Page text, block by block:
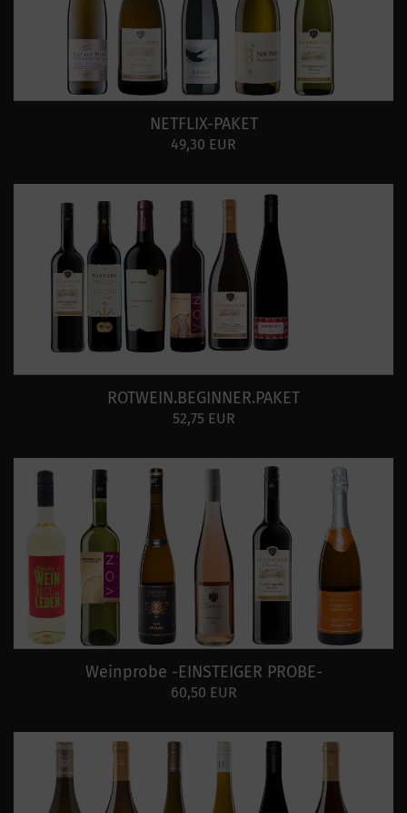
NETFLIX-PAKET
49,30 EUR
ROTWEIN.BEGINNER.PAKET
52,75 EUR
Weinprobe -EINSTEIGER PROBE-
60,50 EUR